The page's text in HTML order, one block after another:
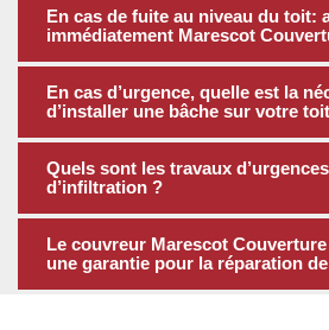
En cas de fuite au niveau du toit:
immédiatement Marescot
En cas d’urgence, quelle est la
d’installer une bâche sur votre
Quels sont les travaux
d’infiltration ?
Le couvreur Marescot
une garantie pour la réparation